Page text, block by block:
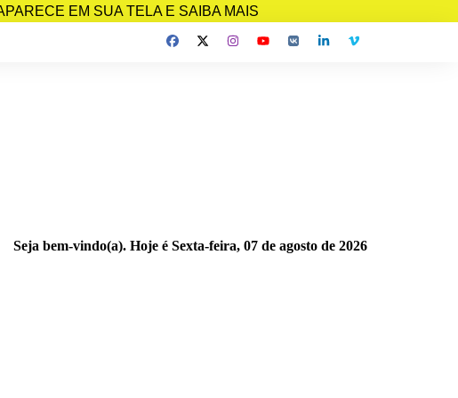
EM SUA TELA E SAIBA MAIS
Seja bem-vindo(a). Hoje é Sexta-feira, 07 de agosto de 2026